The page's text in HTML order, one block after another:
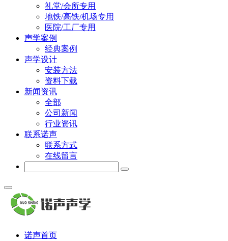
礼堂/会所专用
地铁/高铁/机场专用
医院/工厂专用
声学案例
经典案例
声学设计
安装方法
资料下载
新闻资讯
全部
公司新闻
行业资讯
联系诺声
联系方式
在线留言
诺声首页